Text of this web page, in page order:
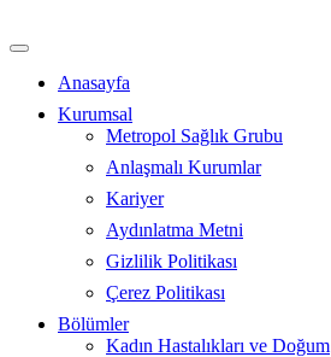
atla
Anasayfa
Kurumsal
Metropol Sağlık Grubu
Anlaşmalı Kurumlar
Kariyer
Aydınlatma Metni
Gizlilik Politikası
Çerez Politikası
Bölümler
Kadın Hastalıkları ve Doğum